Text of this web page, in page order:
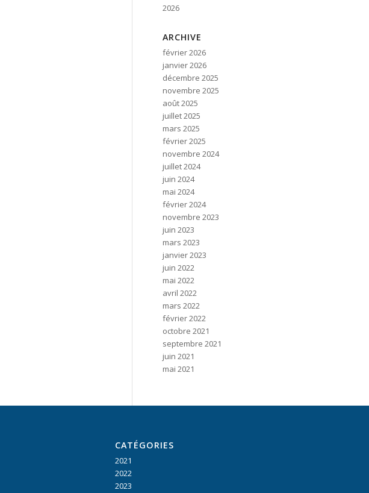
2026
ARCHIVE
février 2026
janvier 2026
décembre 2025
novembre 2025
août 2025
juillet 2025
mars 2025
février 2025
novembre 2024
juillet 2024
juin 2024
mai 2024
février 2024
novembre 2023
juin 2023
mars 2023
janvier 2023
juin 2022
mai 2022
avril 2022
mars 2022
février 2022
octobre 2021
septembre 2021
juin 2021
mai 2021
CATÉGORIES
2021
2022
2023